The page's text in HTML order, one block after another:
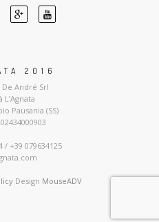
2016
De André Srl
L’Agnata
Pausania (SS)
/ +39 079634125
Design MouseADV